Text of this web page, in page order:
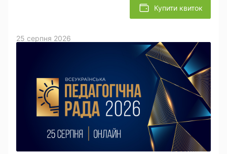
Купити квиток
25 серпня 2026